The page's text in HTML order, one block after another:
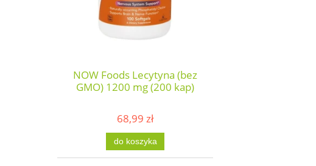
NOW Foods Lecytyna (bez
GMO) 1200 mg (200 kap)
68,99 zł
do koszyka